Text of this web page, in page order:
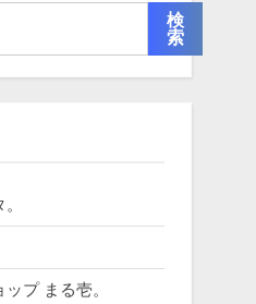
検
索
プ まる壱。